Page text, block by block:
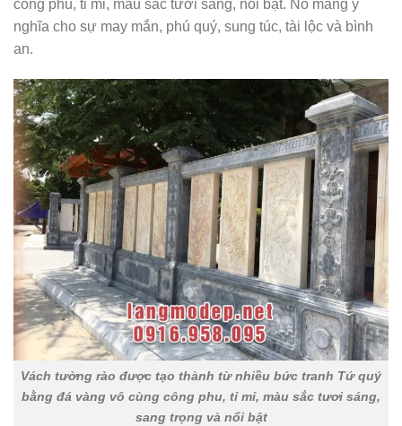
công phu, tỉ mỉ, màu sắc tươi sáng, nổi bật. Nó mang ý
nghĩa cho sự may mắn, phú quý, sung túc, tài lộc và bình
an.
Vách tường rào được tạo thành từ nhiều bức tranh Tứ quý
bằng đá vàng vô cùng công phu, tỉ mỉ, màu sắc tươi sáng,
sang trọng và nổi bật